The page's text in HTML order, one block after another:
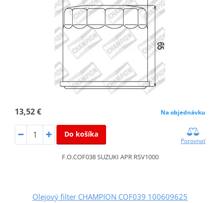
13,52 € Na objednávku
Do košíka
Porovnať
F.O.COF038 SUZUKI APR RSV1000
Olejový filter CHAMPION COF039 100609625